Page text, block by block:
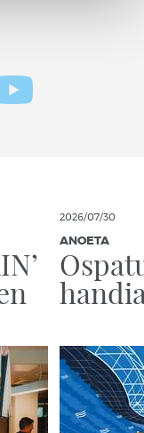
2026/07/30
ANOETA